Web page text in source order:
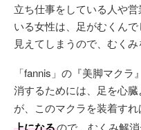
立ち仕事をしている人や
いる女性は、足がむくん
見えてしまうので、むく
「fannis」の『美脚マク
消するためには、足を心
が、このマクラを装着すれ
ので、むくみ解